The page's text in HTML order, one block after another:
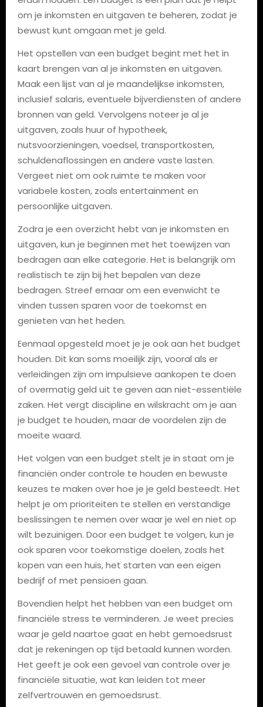
om je inkomsten en uitgaven te beheren, zodat je
bewust kunt omgaan met je geld.
Het opstellen van een budget begint met het in
kaart brengen van al je inkomsten en uitgaven.
Maak een lijst van al je maandelijkse inkomsten,
inclusief salaris, eventuele bijverdiensten of andere
bronnen van geld. Vervolgens noteer je al je
uitgaven, zoals huur of hypotheek,
nutsvoorzieningen, voedsel, transportkosten,
schuldenaflossingen en andere vaste lasten.
Vergeet niet om ook ruimte te maken voor
variabele kosten, zoals entertainment en
persoonlijke uitgaven.
Zodra je een overzicht hebt van je inkomsten en
uitgaven, kun je beginnen met het toewijzen van
bedragen aan elke categorie. Het is belangrijk om
realistisch te zijn bij het bepalen van deze
bedragen. Streef ernaar om een evenwicht te
vinden tussen sparen voor de toekomst en
genieten van het heden.
Eenmaal opgesteld moet je je ook aan het budget
houden. Dit kan soms moeilijk zijn, vooral als er
verleidingen zijn om impulsieve aankopen te doen
of overmatig geld uit te geven aan niet-essentiële
zaken. Het vergt discipline en wilskracht om je aan
je budget te houden, maar de voordelen zijn de
moeite waard.
Het volgen van een budget stelt je in staat om je
financiën onder controle te houden en bewuste
keuzes te maken over hoe je je geld besteedt. Het
helpt je om prioriteiten te stellen en verstandige
beslissingen te nemen over waar je wel en niet op
wilt bezuinigen. Door een budget te volgen, kun je
ook sparen voor toekomstige doelen, zoals het
kopen van een huis, het starten van een eigen
bedrijf of met pensioen gaan.
Bovendien helpt het hebben van een budget om
financiële stress te verminderen. Je weet precies
waar je geld naartoe gaat en hebt gemoedsrust
dat je rekeningen op tijd betaald kunnen worden.
Het geeft je ook een gevoel van controle over je
financiële situatie, wat kan leiden tot meer
zelfvertrouwen en gemoedsrust.